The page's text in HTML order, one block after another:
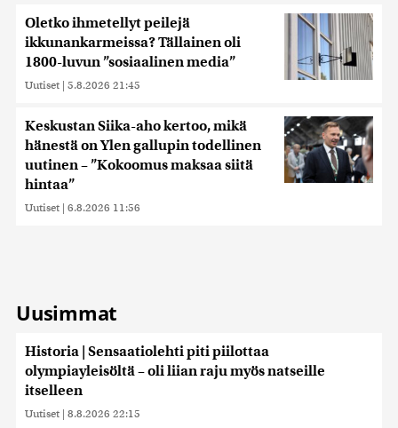
Oletko ihmetellyt peilejä
ikkunankarmeissa? Tällainen oli
1800-luvun ”sosiaalinen media”
Uutiset | 5.8.2026 21:45
Keskustan Siika-aho kertoo, mikä
hänestä on Ylen gallupin todellinen
uutinen – ”Kokoomus maksaa siitä
hintaa”
Uutiset | 6.8.2026 11:56
Uusimmat
Historia | Sensaatiolehti piti piilottaa
olympiayleisöltä – oli liian raju myös natseille
itselleen
Uutiset | 8.8.2026 22:15